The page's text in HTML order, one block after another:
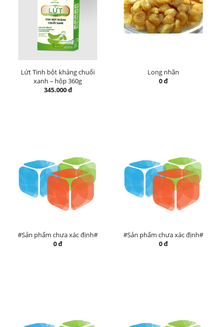
Lứt Tinh bột kháng chuối
xanh – hộp 360g
345.000 đ
Long nhãn
0 đ
#Sản phẩm chưa xác định#
0 đ
#Sản phẩm chưa xác định#
0 đ